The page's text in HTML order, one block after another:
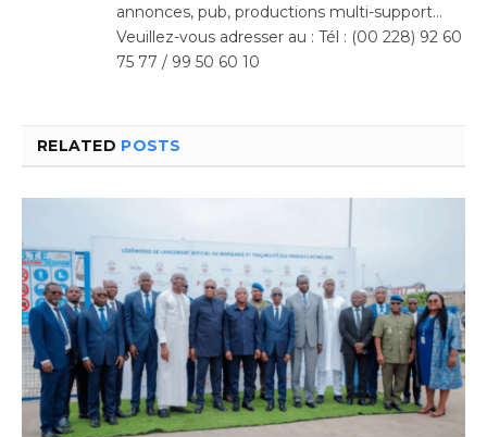
annonces, pub, productions multi-support…
Veuillez-vous adresser au : Tél : (00 228) 92 60
75 77 / 99 50 60 10
RELATED POSTS